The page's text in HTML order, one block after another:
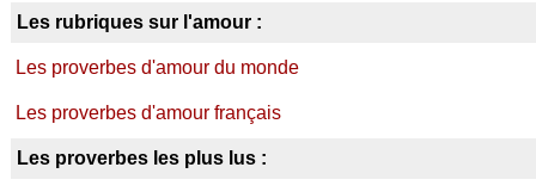
Les rubriques sur l'amour :
Les proverbes d'amour du monde
Les proverbes d'amour français
Les proverbes les plus lus :